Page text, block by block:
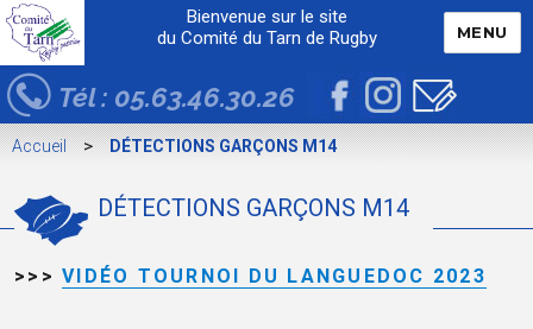
Bienvenue sur le site
du Comité du Tarn de Rugby
Tél : 05.63.46.30.26
MENU
Accueil > DÉTECTIONS GARÇONS M14
DÉTECTIONS GARÇONS M14
>>> VIDÉO TOURNOI DU LANGUEDOC 2023